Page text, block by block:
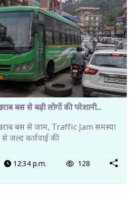
बस से बढ़ी लोगों की परेशानी...
बस से जाम, Traffic Jam समस्या
जल्द कार्रवाई की
12:34 p.m. 128